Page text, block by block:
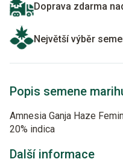
Doprava zdarma
Největší výběr
Popis semene
Amnesia Ganja Haze
20% indica
Další informace